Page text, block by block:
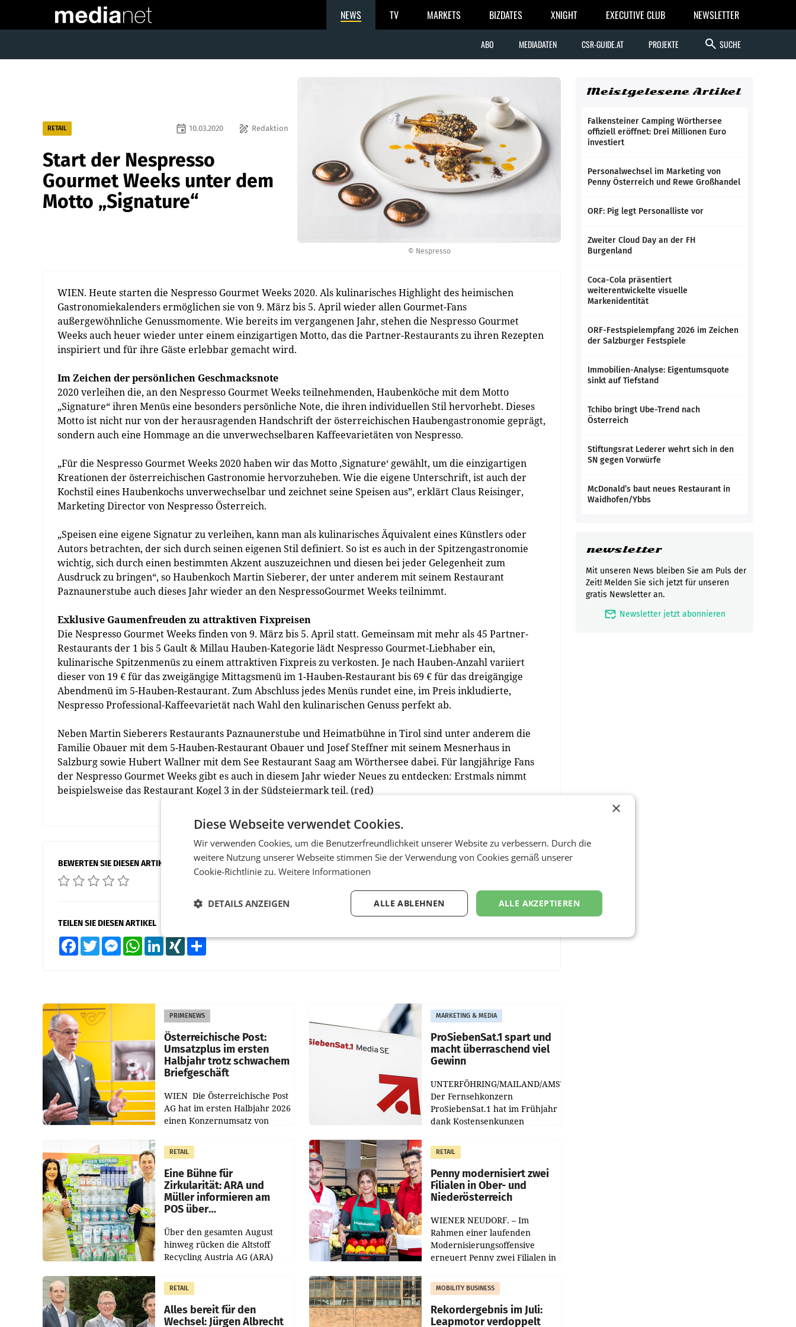
NEWS TV MARKETS BIZDATES XNIGHT EXECUTIVE CLUB NEWSLETTER
ABO MEDIADATEN CSR-GUIDE.AT PROJEKTE search SUCHE
© Nespresso
RETAIL draw Redaktion
event 10.03.2020
Start der Nespresso
Gourmet Weeks unter dem
Motto „Signature“
WIEN. Heute starten die Nespresso Gourmet Weeks 2020. Als kulinarisches Highlight des heimischen
Gastronomiekalenders ermöglichen sie von 9. März bis 5. April wieder allen Gourmet-Fans
außergewöhnliche Genussmomente. Wie bereits im vergangenen Jahr, stehen die Nespresso Gourmet
Weeks auch heuer wieder unter einem einzigartigen Motto, das die Partner-Restaurants zu ihren Rezepten
inspiriert und für ihre Gäste erlebbar gemacht wird.
Im Zeichen der persönlichen Geschmacksnote
2020 verleihen die, an den Nespresso Gourmet Weeks teilnehmenden, Haubenköche mit dem Motto
„Signature“ ihren Menüs eine besonders persönliche Note, die ihren individuellen Stil hervorhebt. Dieses
Motto ist nicht nur von der herausragenden Handschrift der österreichischen Haubengastronomie geprägt,
sondern auch eine Hommage an die unverwechselbaren Kaffeevarietäten von Nespresso.
„Für die Nespresso Gourmet Weeks 2020 haben wir das Motto ‚Signature‘ gewählt, um die einzigartigen
Kreationen der österreichischen Gastronomie hervorzuheben. Wie die eigene Unterschrift, ist auch der
Kochstil eines Haubenkochs unverwechselbar und zeichnet seine Speisen aus”, erklärt Claus Reisinger,
Marketing Director von Nespresso Österreich.
„Speisen eine eigene Signatur zu verleihen, kann man als kulinarisches Äquivalent eines Künstlers oder
Autors betrachten, der sich durch seinen eigenen Stil definiert. So ist es auch in der Spitzengastronomie
wichtig, sich durch einen bestimmten Akzent auszuzeichnen und diesen bei jeder Gelegenheit zum
Ausdruck zu bringen“, so Haubenkoch Martin Sieberer, der unter anderem mit seinem Restaurant
Paznaunerstube auch dieses Jahr wieder an den NespressoGourmet Weeks teilnimmt.
Exklusive Gaumenfreuden zu attraktiven Fixpreisen
Die Nespresso Gourmet Weeks finden von 9. März bis 5. April statt. Gemeinsam mit mehr als 45 Partner-
Restaurants der 1 bis 5 Gault & Millau Hauben-Kategorie lädt Nespresso Gourmet-Liebhaber ein,
kulinarische Spitzenmenüs zu einem attraktiven Fixpreis zu verkosten. Je nach Hauben-Anzahl variiert
dieser von 19 € für das zweigängige Mittagsmenü im 1-Hauben-Restaurant bis 69 € für das dreigängige
Abendmenü im 5-Hauben-Restaurant. Zum Abschluss jedes Menüs rundet eine, im Preis inkludierte,
Nespresso Professional-Kaffeevarietät nach Wahl den kulinarischen Genuss perfekt ab.
Neben Martin Sieberers Restaurants Paznaunerstube und Heimatbühne in Tirol sind unter anderem die
Familie Obauer mit dem 5-Hauben-Restaurant Obauer und Josef Steffner mit seinem Mesnerhaus in
Salzburg sowie Hubert Wallner mit dem See Restaurant Saag am Wörthersee dabei. Für langjährige Fans
der Nespresso Gourmet Weeks gibt es auch in diesem Jahr wieder Neues zu entdecken: Erstmals nimmt
beispielsweise das Restaurant Kogel 3 in der Südsteiermark teil. (red)
BEWERTEN SIE DIESEN ARTIKEL
TEILEN SIE DIESEN ARTIKEL
FacebookTwitter MessengerWhatsAppLinkedInXING Teilen
PRIMENEWS
Österreichische Post:
Umsatzplus im ersten
Halbjahr trotz schwachem
Briefgeschäft
WIEN Die Österreichische Post
AG hat im ersten Halbjahr 2026
einen Konzernumsatz von
erwirtschaftet, was einem Plus
von 3,8 Prozent gegenüber
dem Vergleichszeitraum
MARKETING & MEDIA
ProSiebenSat.1 spart und
macht überraschend viel
Gewinn
UNTERFÖHRING/MAILAND/AMSTERDAM.
Der Fernsehkonzern
ProSiebenSat.1 hat im Frühjahr
dank Kostensenkungen
gemacht und die
Markterwartung deutlich
übertroffen.
RETAIL
Eine Bühne für
Zirkularität: ARA und
Müller informieren am
POS über
Über den gesamten August
hinweg rücken die Altstoff
Recycling Austria AG (ARA)
Müller die Initiative „Kreislauf-
Helden“ in allen
österreichischen Müller-Filialen
RETAIL
Penny modernisiert zwei
Filialen in Ober- und
Niederösterreich
WIENER NEUDORF. – Im
Rahmen einer laufenden
Modernisierungsoffensive
erneuert Penny zwei Filialen in
Die beiden Standorte liegen in
Haag sowie im rund
RETAIL
Alles bereit für den
Wechsel: Jürgen Albrecht
MOBILITY BUSINESS
Rekordergebnis im Juli:
Leapmotor verdoppelt
Meistgelesene Artikel
Falkensteiner Camping Wörthersee
offiziell eröffnet: Drei Millionen Euro
investiert
Personalwechsel im Marketing von
Penny Österreich und Rewe Großhandel
ORF: Pig legt Personalliste vor
Zweiter Cloud Day an der FH
Burgenland
Coca-Cola präsentiert
weiterentwickelte visuelle
Markenidentität
ORF-Festspielempfang 2026 im Zeichen
der Salzburger Festspiele
Immobilien-Analyse: Eigentumsquote
sinkt auf Tiefstand
Tchibo bringt Ube-Trend nach
Österreich
Stiftungsrat Lederer wehrt sich in den
SN gegen Vorwürfe
McDonald’s baut neues Restaurant in
Waidhofen/Ybbs
newsletter
Mit unseren News bleiben Sie am Puls der
Zeit! Melden Sie sich jetzt für unseren
gratis Newsletter an.
mark_email_read Newsletter jetzt abonnieren
×
Diese Webseite verwendet Cookies.
Wir verwenden Cookies, um die Benutzerfreundlichkeit unserer Website zu verbessern. Durch die
weitere Nutzung unserer Webseite stimmen Sie der Verwendung von Cookies gemäß unserer
Cookie-Richtlinie zu. Weitere Informationen
ALLE AKZEPTIEREN
ALLE ABLEHNEN
DETAILS ANZEIGEN